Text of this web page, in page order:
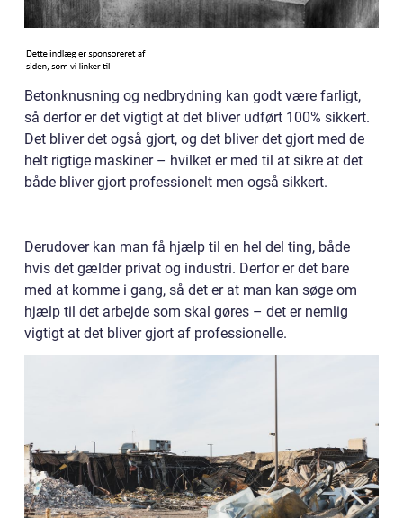
Betonknusning og nedbrydning kan godt være farligt,
så derfor er det vigtigt at det bliver udført 100% sikkert.
Det bliver det også gjort, og det bliver det gjort med de
helt rigtige maskiner – hvilket er med til at sikre at det
både bliver gjort professionelt men også sikkert.
Derudover kan man få hjælp til en hel del ting, både
hvis det gælder privat og industri. Derfor er det bare
med at komme i gang, så det er at man kan søge om
hjælp til det arbejde som skal gøres – det er nemlig
vigtigt at det bliver gjort af professionelle.